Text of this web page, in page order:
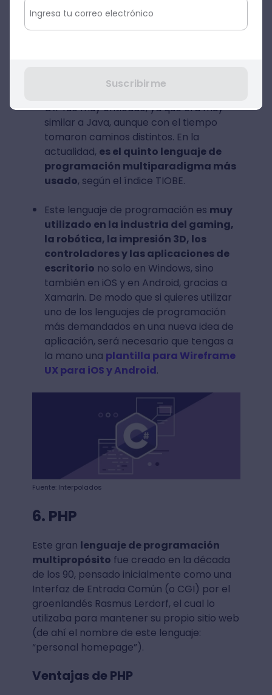
cuando laboraba en Microsoft, este
lenguaje de programación
Ventajas de C#
C# fue muy criticado, ya que era muy
similar a Java, aunque con el tiempo
tomaron caminos distintos. En la
actualidad, es el quinto lenguaje de
programación multiparadigma más
usado, según el índice TIOBE.
Este lenguaje de programación es muy
utilizado en la industria del gaming,
la robótica, la impresión 3D, los
controladores y las aplicaciones de
escritorio no solo en Windows, sino
también en iOS y en Android, gracias a
Xamarin. De modo que si quieres utilizar
uno de los lenguajes de programación
más demandados en una nueva idea de
aplicación, será necesario que tengas a
la mano una plantilla para Wireframe
UX para iOS y Android.
Fuente: Interpolados
6. PHP
Este gran lenguaje de programación
multipropósito fue creado en la década
de los 90, pensado inicialmente como una
Interfaz de Entrada Común (o CGI) por el
groenlandés Rasmus Lerdorf, el cual lo
utilizaba para mantener su propio sitio web
(de ahí el nombre de este lenguaje:
“personal homepage”).
Ventajas de PHP
Suscribirme